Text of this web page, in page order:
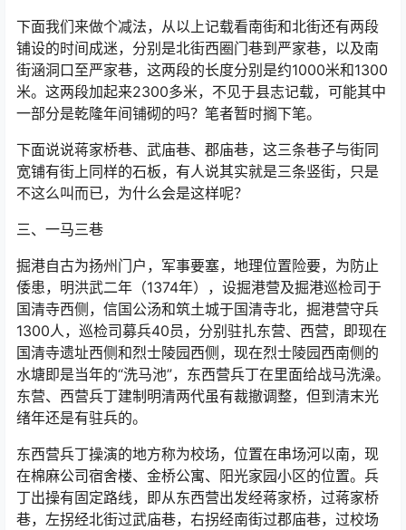
下面我们来做个减法，从以上记载看南街和北街还有两段
铺设的时间成迷，分别是北街西圈门巷到严家巷，以及南
街涵洞口至严家巷，这两段的长度分别是约1000米和1300
米。这两段加起来2300多米，不见于县志记载，可能其中
一部分是乾隆年间铺砌的吗？笔者暂时搁下笔。
下面说说蒋家桥巷、武庙巷、郡庙巷，这三条巷子与街同
宽铺有街上同样的石板，有人说其实就是三条竖街，只是
不这么叫而已，为什么会是这样呢？
三、一马三巷
掘港自古为扬州门户，军事要塞，地理位置险要，为防止
倭患，明洪武二年（1374年），设掘港营及掘港巡检司于
国清寺西侧，信国公汤和筑土城于国清寺北，掘港营守兵
1300人，巡检司募兵40员，分别驻扎东营、西营，即现在
国清寺遗址西侧和烈士陵园西侧，现在烈士陵园西南侧的
水塘即是当年的“洗马池”，东西营兵丁在里面给战马洗澡。
东营、西营兵丁建制明清两代虽有裁撤调整，但到清末光
绪年还是有驻兵的。
东西营兵丁操演的地方称为校场，位置在串场河以南，现
在棉麻公司宿舍楼、金桥公寓、阳光家园小区的位置。兵
丁出操有固定路线，即从东西营出发经蒋家桥，过蒋家桥
巷，左拐经北街过武庙巷，右拐经南街过郡庙巷，过校场